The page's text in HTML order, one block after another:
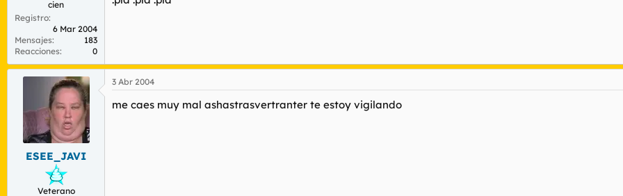
cien
Registro
6 Mar 2004
Mensajes
183
Reacciones
0
ESEE_JAVI
Veterano
3 Abr 2004
me caes muy mal ashastrasvertranter te estoy vigilando